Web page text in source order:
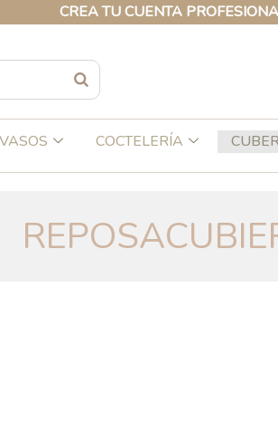
CREA TU CUENTA PROFESIONAL Y
COCTELERÍA